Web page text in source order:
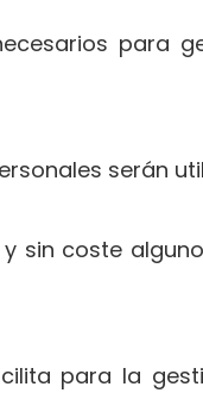
para
serán
coste alguno
para la